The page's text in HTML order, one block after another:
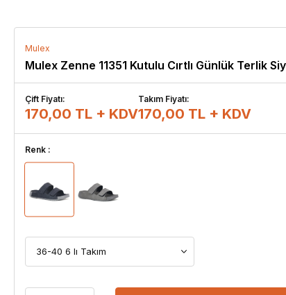
Mulex
Mulex Zenne 11351 Kutulu Cırtlı Günlük Terlik
Çift Fiyatı:
170,00 TL + KDV
Takım Fiyatı:
170,00 TL + KDV
Renk :